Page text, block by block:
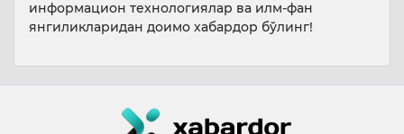
информацион технологиялар ва илм-фан
янгиликларидан доимо хабардор бўлинг!